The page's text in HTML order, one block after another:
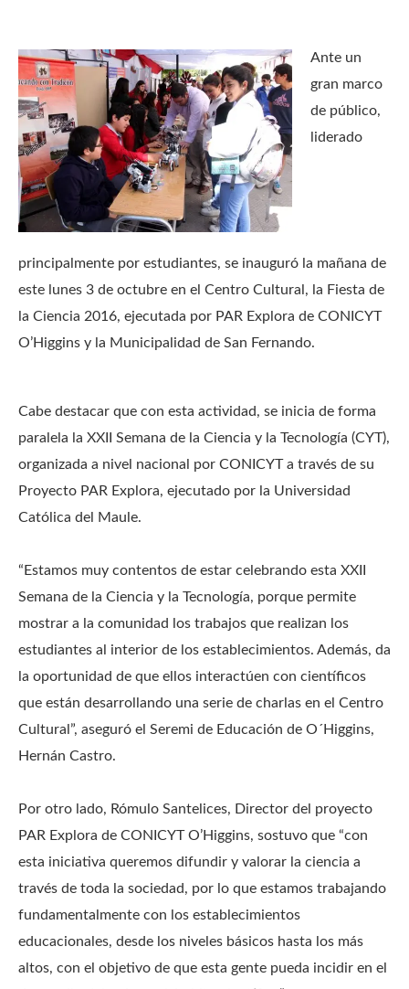
Ante un
gran marco
de público,
liderado
principalmente por estudiantes, se inauguró la mañana de
este lunes 3 de octubre en el Centro Cultural, la Fiesta de
la Ciencia 2016, ejecutada por PAR Explora de CONICYT
O’Higgins y la Municipalidad de San Fernando.
Cabe destacar que con esta actividad, se inicia de forma
paralela la XXII Semana de la Ciencia y la Tecnología (CYT),
organizada a nivel nacional por CONICYT a través de su
Proyecto PAR Explora, ejecutado por la Universidad
Católica del Maule.
“Estamos muy contentos de estar celebrando esta XXII
Semana de la Ciencia y la Tecnología, porque permite
mostrar a la comunidad los trabajos que realizan los
estudiantes al interior de los establecimientos. Además, da
la oportunidad de que ellos interactúen con científicos
que están desarrollando una serie de charlas en el Centro
Cultural”, aseguró el Seremi de Educación de O´Higgins,
Hernán Castro.
Por otro lado, Rómulo Santelices, Director del proyecto
PAR Explora de CONICYT O’Higgins, sostuvo que “con
esta iniciativa queremos difundir y valorar la ciencia a
través de toda la sociedad, por lo que estamos trabajando
fundamentalmente con los establecimientos
educacionales, desde los niveles básicos hasta los más
altos, con el objetivo de que esta gente pueda incidir en el